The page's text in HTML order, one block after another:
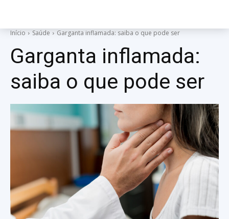
Início Saúde Garganta inflamada: saiba o que pode ser
Garganta inflamada:
saiba o que pode ser